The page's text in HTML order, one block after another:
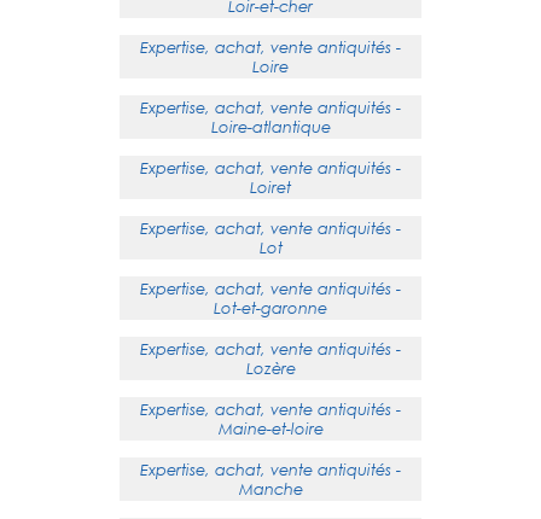
Loir-et-cher
Expertise, achat, vente antiquités -
Loire
Expertise, achat, vente antiquités -
Loire-atlantique
Expertise, achat, vente antiquités -
Loiret
Expertise, achat, vente antiquités -
Lot
Expertise, achat, vente antiquités -
Lot-et-garonne
Expertise, achat, vente antiquités -
Lozère
Expertise, achat, vente antiquités -
Maine-et-loire
Expertise, achat, vente antiquités -
Manche